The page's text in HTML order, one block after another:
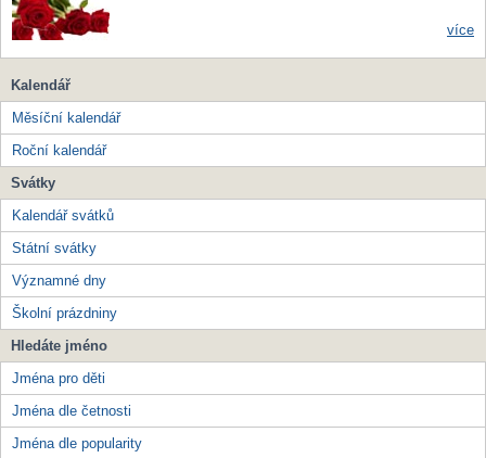
více
Kalendář
Měsíční kalendář
Roční kalendář
Svátky
Kalendář svátků
Státní svátky
Významné dny
Školní prázdniny
Hledáte jméno
Jména pro děti
Jména dle četnosti
Jména dle popularity